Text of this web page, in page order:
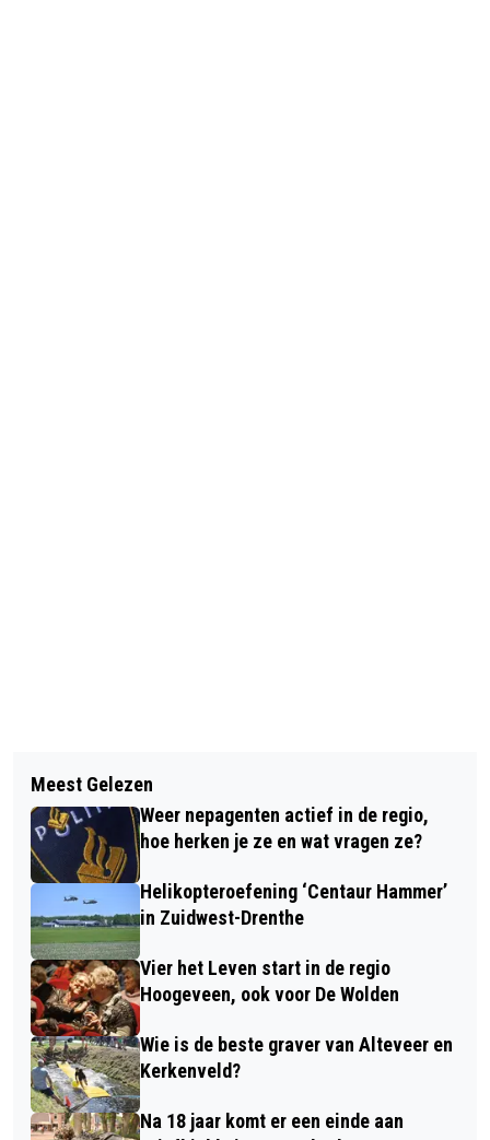
SWE APOLLO EN MALLETBAND
CRESCENDO GEVEN SLAGWERKFEEST
IN DE WIJK
ZWAAR ONWEER EN WINDSTOTEN
TEISTEREN CSIO, OOK ZILVER VOOR
NEDERLAND
Meest Gelezen
Weer nepagenten actief in de regio,
hoe herken je ze en wat vragen ze?
Helikopteroefening ‘Centaur Hammer’
in Zuidwest-Drenthe
Vier het Leven start in de regio
Hoogeveen, ook voor De Wolden
Wie is de beste graver van Alteveer en
Kerkenveld?
Na 18 jaar komt er een einde aan